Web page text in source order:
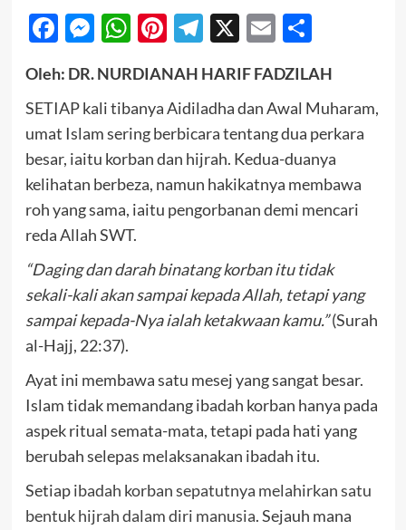
Facebook
Messenger
WhatsApp
Pinterest
Telegram
X EmailShare
Oleh: DR. NURDIANAH HARIF FADZILAH
SETIAP kali tibanya Aidiladha dan Awal Muharam,
umat Islam sering berbicara tentang dua perkara
besar, iaitu korban dan hijrah. Kedua-duanya
kelihatan berbeza, namun hakikatnya membawa
roh yang sama, iaitu pengorbanan demi mencari
reda Allah SWT.
“Daging dan darah binatang korban itu tidak
sekali-kali akan sampai kepada Allah, tetapi yang
sampai kepada-Nya ialah ketakwaan kamu.”(Surah
al-Hajj, 22:37).
Ayat ini membawa satu mesej yang sangat besar.
Islam tidak memandang ibadah korban hanya pada
aspek ritual semata-mata, tetapi pada hati yang
berubah selepas melaksanakan ibadah itu.
Setiapibadah korban sepatutnya melahirkan satu
bentuk hijrah dalam diri manusia. Sejauh mana